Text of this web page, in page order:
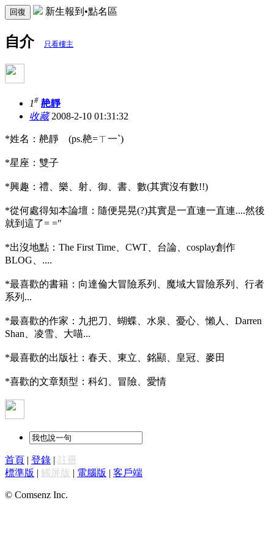
回復 新生報到•點名區
自介 只看樓主
1# 赩靜
收藏2008-2-10 01:31:32
*姓名：赩靜 (ps.赩=ㄒ一ˋ)
*星座：雙子
*興趣：禮、樂、射、御、書、數(其實沒有數!!)
*從何處得知本論壇：隨便晃晃(?)其實是一直連一直連....然後
就到這了= ="
*出沒地點：The First Time、CWT、台論、cosplay創作
BLOG、....
*最喜歡的書籍：向達倫大冒險系列、魔域大冒險系列、行者
系列...
*最喜歡的作家：九把刀、蝴蝶、水泉、憂心、懶人、Darren
Shan、凌雪、大喵...
*最喜歡的出版社：春天、東立、銘顯、皇冠、麥田
*喜歡的文章類型：科幻、冒險、愛情
首頁 | 登錄 | 註冊
標準版 | 觸屏版 | 電腦版 | 客戶端
© Comsenz Inc.